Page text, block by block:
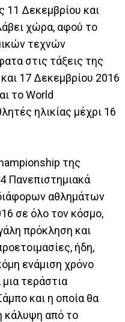
11 Δεκεμβρίου και
χώρα, αφού το
τεχνών
στις τάξεις της
17 Δεκεμβρίου 2016
το World
ηλικίας μέχρι 16
της
Πανεπιστημιακά
αθλημάτων
σε όλο τον κόσμο,
πρόκληση και
ήδη,
ενάμιση χρόνο
τεράστια
και η οποία θα
κάλυψη από το